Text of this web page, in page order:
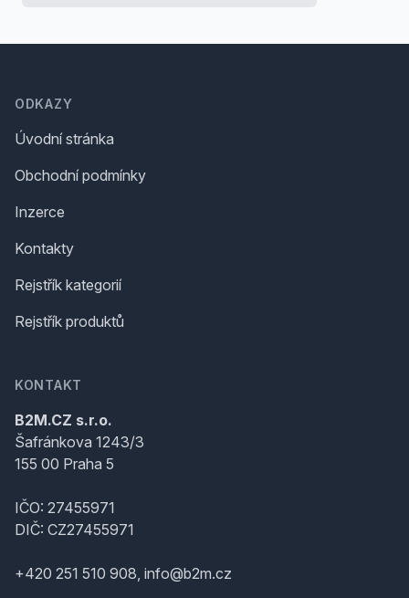
ODKAZY
Úvodní stránka
Obchodní podmínky
Inzerce
Kontakty
Rejstřík kategorií
Rejstřík produktů
KONTAKT
B2M.CZ s.r.o.
Šafránkova 1243/3
155 00 Praha 5
IČO: 27455971
DIČ: CZ27455971
+420 251 510 908, info@b2m.cz